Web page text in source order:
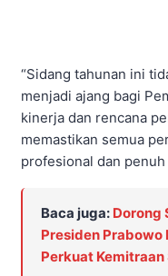
“Sidang tahunan ini
menjadi ajang bagi
kinerja dan rencana
memastikan semua
profesional dan penuh
Baca juga: Dorong
Presiden Prabowo
Perkuat